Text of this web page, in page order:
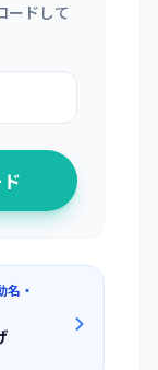
ードして
名・